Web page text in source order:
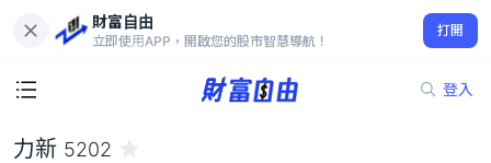
財富自由
立即使用APP，開啟您的股市智慧導航！
打開
登入
12.40
-0.4%
力新 5202